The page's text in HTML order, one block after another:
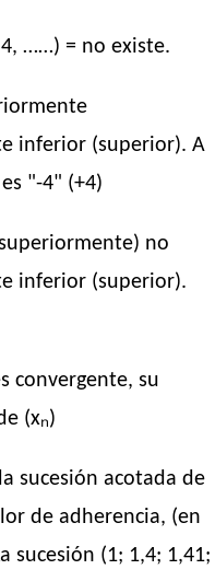
4, ……) = no existe.
inferior (superior). A
"-4" (+4)
no
inferior (superior).
convergente, su
(xₙ)
sucesión acotada de
de adherencia, (en
sucesión (1; 1,4; 1,41;